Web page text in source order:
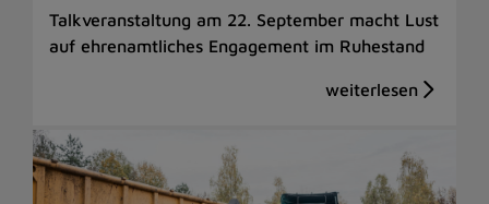
Talkveranstaltung am 22. September macht Lust
auf ehrenamtliches Engagement im Ruhestand